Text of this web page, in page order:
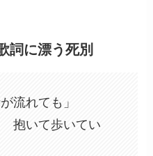
詞に漂う死別
流れても」
抱いて歩いてい